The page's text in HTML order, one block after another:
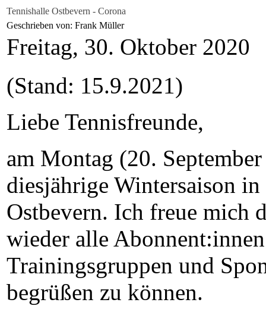
Tennishalle Ostbevern - Corona
Geschrieben von: Frank Müller
Freitag, 30. Oktober 2020
(Stand: 15.9.2021)
Liebe Tennisfreunde,
am Montag (20.
diesjährige Wintersaison
Ostbevern. Ich freue mich
wieder alle
Trainingsgruppen und
begrüßen zu können.